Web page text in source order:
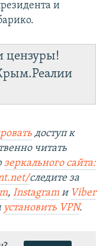
и
цензуры!
доступ к
читать
зеркального сайта:
следите за
, Instagram и Viber
установить VPN.